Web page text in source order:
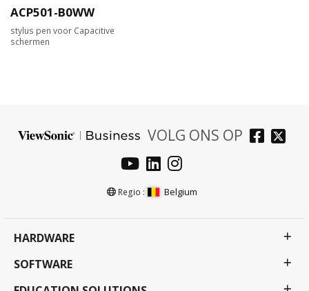
ACP501-B0WW
stylus pen voor Capacitive
schermen
VOLG ONS OP
Regio : Belgium
HARDWARE
SOFTWARE